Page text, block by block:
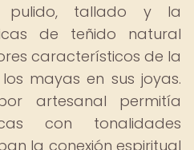
pulido, tallado y la
de teñido natural
característicos de la
mayas en sus joyas.
artesanal permitía
con tonalidades
la conexión espiritual